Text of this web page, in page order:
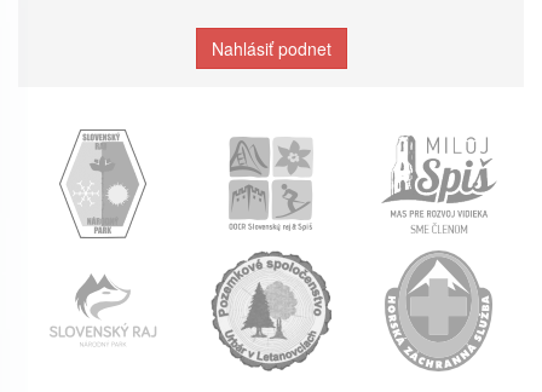
Nahlásiť podnet